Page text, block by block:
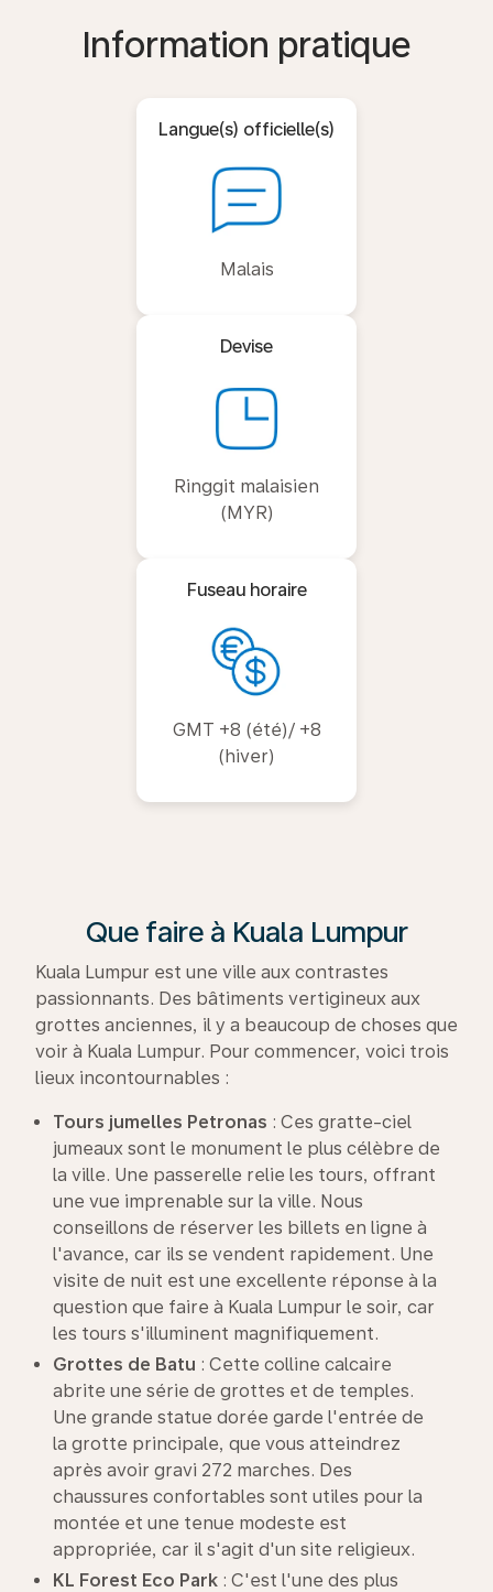
Information pratique
Langue(s) officielle(s)
Malais
Devise
Ringgit malaisien
(MYR)
Fuseau horaire
GMT +8 (été)/ +8
(hiver)
Que faire à Kuala Lumpur
Kuala Lumpur est une ville aux contrastes
passionnants. Des bâtiments vertigineux aux
grottes anciennes, il y a beaucoup de choses que
voir à Kuala Lumpur. Pour commencer, voici trois
lieux incontournables :
Tours jumelles Petronas : Ces gratte-ciel
jumeaux sont le monument le plus célèbre de
la ville. Une passerelle relie les tours, offrant
une vue imprenable sur la ville. Nous
conseillons de réserver les billets en ligne à
l'avance, car ils se vendent rapidement. Une
visite de nuit est une excellente réponse à la
question que faire à Kuala Lumpur le soir, car
les tours s'illuminent magnifiquement.
Grottes de Batu : Cette colline calcaire
abrite une série de grottes et de temples.
Une grande statue dorée garde l'entrée de
la grotte principale, que vous atteindrez
après avoir gravi 272 marches. Des
chaussures confortables sont utiles pour la
montée et une tenue modeste est
appropriée, car il s'agit d'un site religieux.
KL Forest Eco Park : C'est l'une des plus